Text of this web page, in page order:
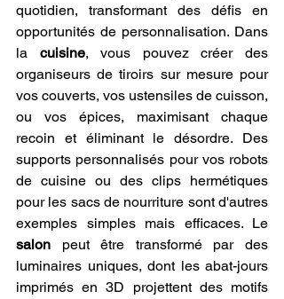
quotidien, transformant des défis en
opportunités de personnalisation. Dans
la cuisine, vous pouvez créer des
organiseurs de tiroirs sur mesure pour
vos couverts, vos ustensiles de cuisson,
ou vos épices, maximisant chaque
recoin et éliminant le désordre. Des
supports personnalisés pour vos robots
de cuisine ou des clips hermétiques
pour les sacs de nourriture sont d'autres
salon peut être transformé par des
luminaires uniques, dont les abat-jours
imprimés en 3D projettent des motifs